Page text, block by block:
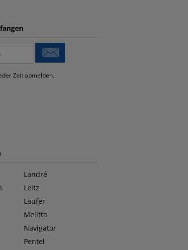
Zeit abmelden.
Landré
Leitz
Läufer
Melitta
Navigator
Pentel